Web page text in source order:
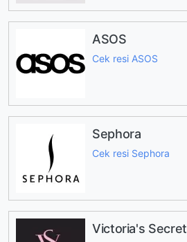
ASOS
Cek resi ASOS
Sephora
Cek resi Sephora
Victoria's Secret